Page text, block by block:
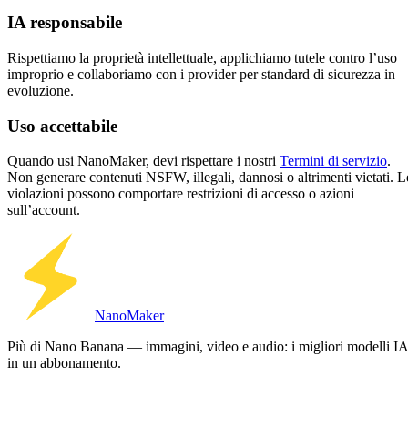
IA responsabile
Rispettiamo la proprietà intellettuale, applichiamo tutele contro l’uso
improprio e collaboriamo con i provider per standard di sicurezza in
evoluzione.
Uso accettabile
Quando usi NanoMaker, devi rispettare i nostri Termini di servizio.
Non generare contenuti NSFW, illegali, dannosi o altrimenti vietati.
violazioni possono comportare restrizioni di accesso o azioni
sull’account.
NanoMaker
Più di Nano Banana — immagini, video e audio: i migliori modelli IA
in un abbonamento.